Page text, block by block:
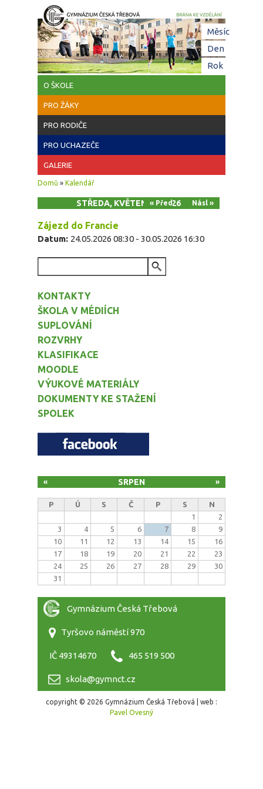
Přejít k hlavnímu obsahu
O ŠKOLE
PRO ŽÁKY
PRO RODIČE
PRO UCHAZEČE
GALERIE
Jste zde
Domů » Kalendář
STŘEDA, KVĚTEN 27, 2026
« Před Násl »
Zájezd do Francie
Datum: 24.05.2026 08:30 - 30.05.2026 16:30
KONTAKTY
ŠKOLA V MÉDIÍCH
SUPLOVÁNÍ
ROZVRHY
KLASIFIKACE
MOODLE
VÝUKOVÉ MATERIÁLY
DOKUMENTY KE STAŽENÍ
SPOLEK
SRPEN
« »
P Ú S Č P S
N
1
2
3
4 5 6 7 8
9
10
11 12 13 14 15
16
17
18 19 20 21 22
23
24
25 26 27 28 29
30
31
Gymnázium Česká Třebová
Tyršovo náměstí 970
IČ 49314670 465 519 500
skola@gymnct.cz
copyright © 2026 Gymnázium Česká Třebová | web :
Pavel Ovesný
Měsíc
Den(aktivní
Rok